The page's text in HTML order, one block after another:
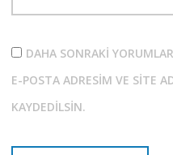
DAHA SONRAKI
E-POSTA ADRESIM VE SITE
KAYDEDILSIN.